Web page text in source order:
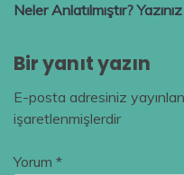
Neler Anlatılmıştır? Yazınız
Bir yanıt yazın
E-posta adresiniz
işaretlenmişlerdir
Yorum *